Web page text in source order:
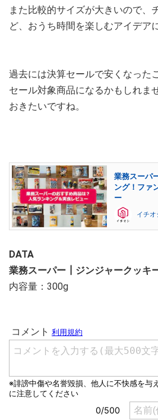
また比較的サイズが大きいので、
ど、おうち時間を楽しむアイデア
過去には決算セールで安くなった
セール対象商品になるかもしれま
おきたいですね。
業務スーパ
ング！ファ
ー
イチオ
DATA
業務スーパー┃ジンジャークッキ
内容量：300g